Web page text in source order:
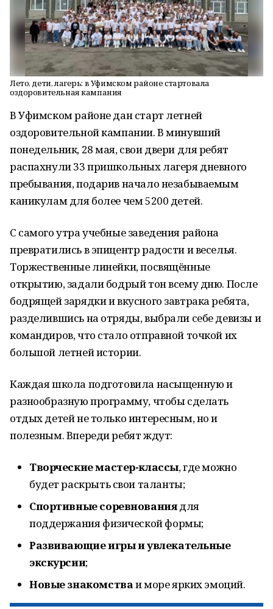
Лето, дети, лагерь: в Уфимском районе стартовала
оздоровительная кампания
В Уфимском районе дан старт летней
оздоровительной кампании. В минувший
понедельник, 28 мая, свои двери для ребят
распахнули 33 пришкольных лагеря дневного
пребывания, подарив начало незабываемым
каникулам для более чем 5200 детей.
С самого утра учебные заведения района
превратились в эпицентр радости и веселья.
Торжественные линейки, посвящённые
открытию, задали бодрый тон всему дню. После
бодрящей зарядки и вкусного завтрака ребята,
разделившись на отряды, выбрали себе девизы и
командиров, что стало отправной точкой их
большой летней истории.
Каждая школа подготовила насыщенную и
разнообразную программу, чтобы сделать
отдых детей не только интересным, но и
полезным. Впереди ребят ждут:
Творческие мастер-классы, где можно
будет раскрыть свои таланты;
Спортивные соревнованиядля
поддержания физической формы;
Развивающие игры и увлекательные
экскурсии;
Новые знакомстваи море ярких эмоций.